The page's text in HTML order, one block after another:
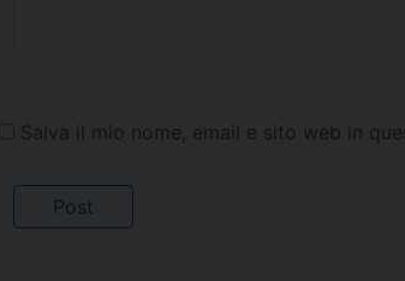
Salva il mio nome, email e sito web in